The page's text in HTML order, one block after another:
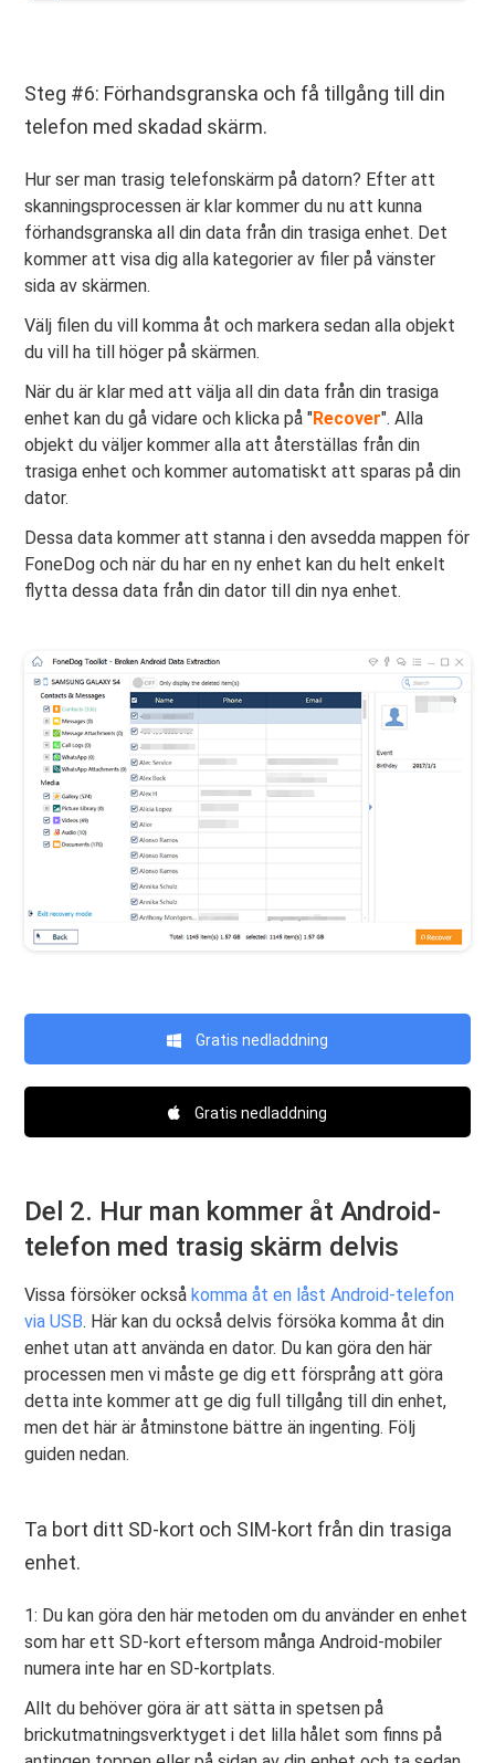
Steg #6: Förhandsgranska och få tillgång till din
telefon med skadad skärm.
Hur ser man trasig telefonskärm på datorn? Efter att
skanningsprocessen är klar kommer du nu att kunna
förhandsgranska all din data från din trasiga enhet. Det
kommer att visa dig alla kategorier av filer på vänster
sida av skärmen.
Välj filen du vill komma åt och markera sedan alla objekt
du vill ha till höger på skärmen.
När du är klar med att välja all din data från din trasiga
enhet kan du gå vidare och klicka på "Recover". Alla
objekt du väljer kommer alla att återställas från din
trasiga enhet och kommer automatiskt att sparas på din
dator.
Dessa data kommer att stanna i den avsedda mappen för
FoneDog och när du har en ny enhet kan du helt enkelt
flytta dessa data från din dator till din nya enhet.
Gratis nedladdning
Gratis nedladdning
Del 2. Hur man kommer åt Android-
telefon med trasig skärm delvis
Vissa försöker ocksåkomma åt en låst Android-telefon
via USB. Här kan du också delvis försöka komma åt din
enhet utan att använda en dator. Du kan göra den här
processen men vi måste ge dig ett försprång att göra
detta inte kommer att ge dig full tillgång till din enhet,
men det här är åtminstone bättre än ingenting. Följ
guiden nedan.
Ta bort ditt SD-kort och SIM-kort från din trasiga
enhet.
1: Du kan göra den här metoden om du använder en enhet
som har ett SD-kort eftersom många Android-mobiler
numera inte har en SD-kortplats.
Allt du behöver göra är att sätta in spetsen på
brickutmatningsverktyget i det lilla hålet som finns på